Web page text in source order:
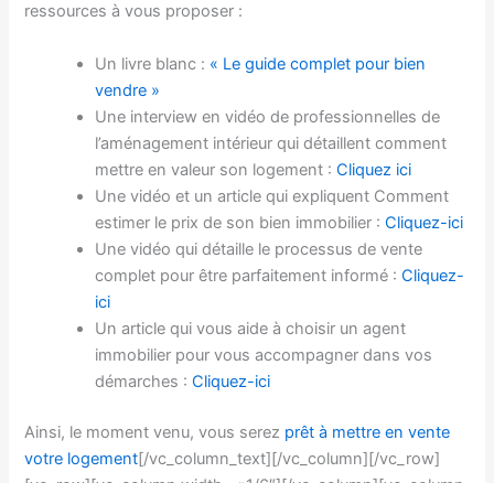
ressources à vous proposer :
Un livre blanc : « Le guide complet pour bien
vendre »
Une interview en vidéo de professionnelles de
l’aménagement intérieur qui détaillent comment
mettre en valeur son logement :Cliquez ici
Une vidéo et un article qui expliquent Comment
estimer le prix de son bien immobilier :Cliquez-ici
Une vidéo qui détaille le processus de vente
complet pour être parfaitement informé : Cliquez-
ici
Un article qui vous aide à choisir un agent
immobilier pour vous accompagner dans vos
démarches :Cliquez-ici
Ainsi, le moment venu, vous serez prêt à mettre en vente
votre logement[/vc_column_text][/vc_column][/vc_row]